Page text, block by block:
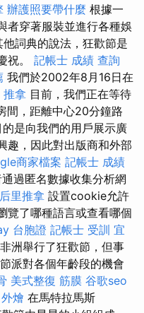
辦護照要帶什麼 根據一
者穿著服裝並進行各種娛
他詞典的說法，狂歡節是
祝。 記帳士 成績 查詢
我們於2002年8月16日在
推拿 目前，我們正在等待
間，距離中心20分鐘路
是向我們的用戶展示廣
趣，因此對出版商和外部
商家檔案 記帳士 成績
過匿名數據收集分析網
后里推拿 設置cookie允許
覽了哪種語言或查看哪個
台胞證 記帳士 受訓 宜
洲舉行了狂歡節，但事
派對各個年齡段的機會
美式整復 筋膜 谷歌seo
燴 在馬特拉馬斯